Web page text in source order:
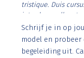
tristique. Duis
interdum nulla, ut
Aenean faucibus
imperdiet. Nunc ut
Schrijf je in op
model en
begeleiding uit.